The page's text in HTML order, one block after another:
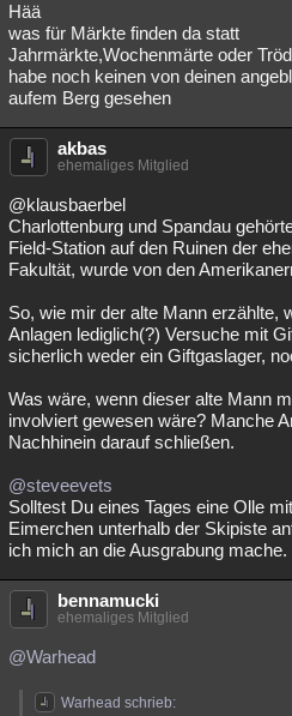
Hää
was für Märkte finden da statt
Jahrmärkte,Wochenmärte oder
habe noch keinen von deinen
aufem Berg gesehen
akbas
ehemaliges Mitglied
@klausbaerbel
Charlottenburg und Spandau
Field-Station auf den Ruinen der
Fakultät, wurde von den
So, wie mir der alte Mann erzählte,
Anlagen lediglich(?) Versuche mit
sicherlich weder ein Giftgaslager,
Was wäre, wenn dieser alte Mann
involviert gewesen wäre? Manche
Nachhinein darauf schließen.
@steveevets
Solltest Du eines Tages eine Olle
Eimerchen unterhalb der Skipiste
ich mich an die Ausgrabung mache.
bennamucki
ehemaliges Mitglied
@Warhead
Warhead schrieb: